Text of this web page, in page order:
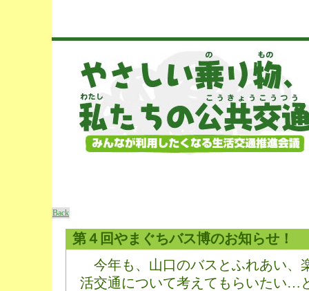
Back
第４回やまぐちバス博のお知らせ！
今年も、山口のバスとふれあい、
活交通について考えてもらいたい…